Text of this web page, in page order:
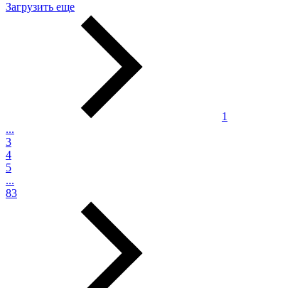
Загрузить еще
1
...
3
4
5
...
83